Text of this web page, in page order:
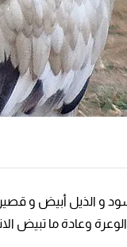
و الذيل أبيض و
وعادة ما تبيض الانثى